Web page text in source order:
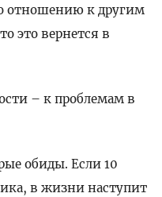
отношению к другим
это вернется в
– к проблемам в
обиды. Если 10
в жизни наступит